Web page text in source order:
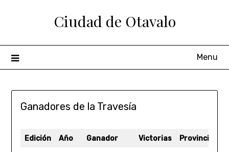
Ciudad de Otavalo
Menu
Ganadores de la Travesía
Edición Año Ganador Victorias Provincia